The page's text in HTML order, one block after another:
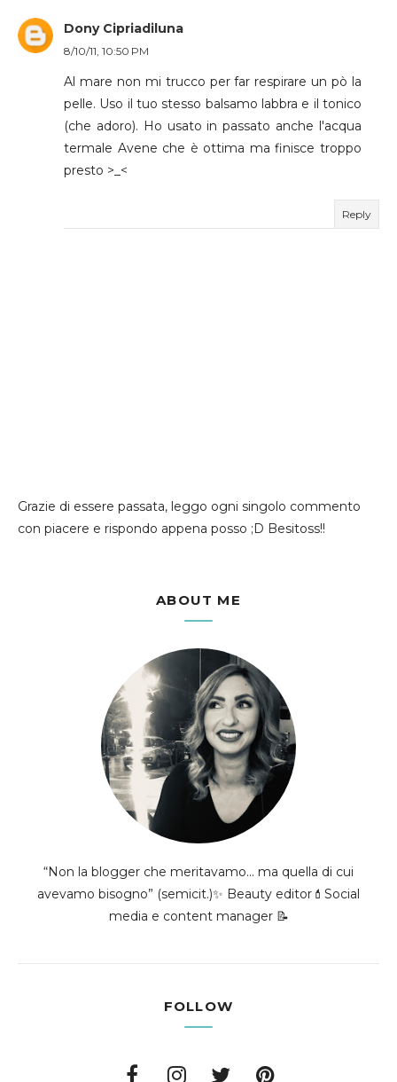
Dony Cipriadiluna
8/10/11, 10:50 PM
Al mare non mi trucco per far respirare un pò la
pelle. Uso il tuo stesso balsamo labbra e il tonico
(che adoro). Ho usato in passato anche l'acqua
termale Avene che è ottima ma finisce troppo
presto >_<
Reply
Grazie di essere passata, leggo ogni singolo commento
con piacere e rispondo appena posso ;D Besitoss!!
ABOUT ME
“Non la blogger che meritavamo... ma quella di cui
avevamo bisogno” (semicit.)✨ Beauty editor💄Social
media e content manager 📝
FOLLOW